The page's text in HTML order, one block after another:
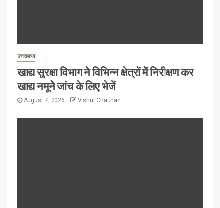
उत्तराखण्ड
खाद्य सुरक्षा विभाग ने विभिन्न क्षेत्रों में निरीक्षण कर
खाद्य नमूने जांच के लिए भेजें
August 7, 2026 Vishul Chauhan